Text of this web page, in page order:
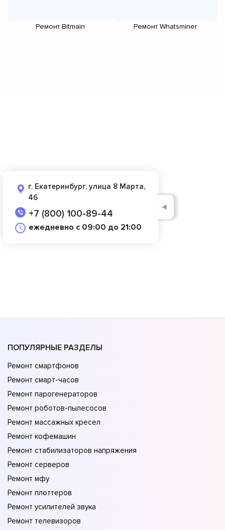
Ремонт Bitmain Ремонт Whatsminer
г. Екатеринбург, улица 8 Марта,
46
+7 (800) 100-89-44
ежедневно с 09:00 до 21:00
◄
ПОПУЛЯРНЫЕ РАЗДЕЛЫ
Ремонт смартфонов
Ремонт смарт-часов
Ремонт парогенераторов
Ремонт роботов-пылесосов
Ремонт массажных кресел
Ремонт кофемашин
Ремонт стабилизаторов напряжения
Ремонт серверов
Ремонт мфу
Ремонт плоттеров
Ремонт усилителей звука
Ремонт телевизоров